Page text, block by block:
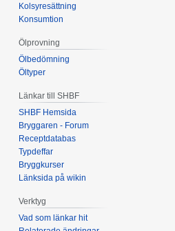
Kolsyresättning
Konsumtion
Ölprovning
Ölbedömning
Öltyper
Länkar till SHBF
SHBF Hemsida
Bryggaren - Forum
Receptdatabas
Typdeffar
Bryggkurser
Länksida på wikin
Verktyg
Vad som länkar hit